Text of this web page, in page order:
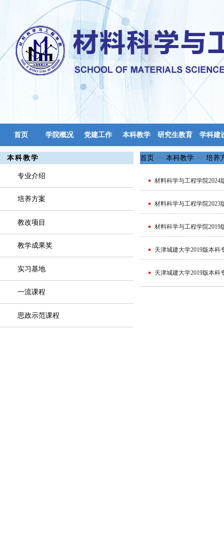
首页 学院概况 党建工作 本科教学 研究生教育 学科建
实验中心 首页 >> 本科教学 >> 培养
材料科学与工程学院2024
材料科学与工程学院2023
材料科学与工程学院2019
天津城建大学2019版本
天津城建大学2019版本
本科教学
专业介绍
培养方案
教改项目
教学成果奖
实习基地
一流课程
思政示范课程